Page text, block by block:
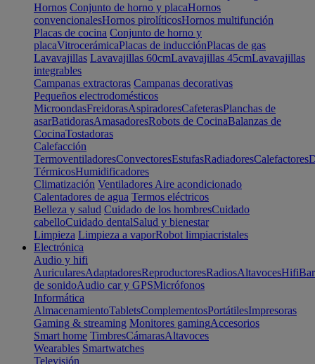
Hornos Conjunto de horno y placaHornos
convencionalesHornos pirolíticosHornos multifunción
Placas de cocina Conjunto de horno y
placaVitrocerámicaPlacas de inducciónPlacas de gas
Lavavajillas Lavavajillas 60cmLavavajillas 45cmLavavajillas
integrables
Campanas extractoras Campanas decorativas
Pequeños electrodomésticos
MicroondasFreidorasAspiradoresCafeterasPlanchas de
asarBatidorasAmasadoresRobots de CocinaBalanzas de
CocinaTostadoras
Calefacción
TermoventiladoresConvectoresEstufasRadiadoresCalefactores
TérmicosHumidificadores
Climatización Ventiladores Aire acondicionado
Calentadores de agua Termos eléctricos
Belleza y salud Cuidado de los hombresCuidado
cabelloCuidado dentalSalud y bienestar
Limpieza Limpieza a vaporRobot limpiacristales
Electrónica
Audio y hifi
AuricularesAdaptadoresReproductoresRadiosAltavocesHifi
de sonidoAudio car y GPSMicrófonos
Informática
AlmacenamientoTabletsComplementosPortátilesImpresoras
Gaming & streaming Monitores gamingAccesorios
Smart home TimbresCámarasAltavoces
Wearables Smartwatches
Televisión